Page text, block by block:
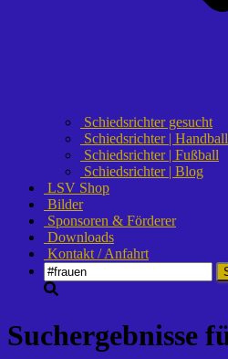
Schiedsrichter gesucht
Schiedsrichter | Handball
Schiedsrichter | Fußball
Schiedsrichter | Blog
LSV Shop
Bilder
Sponsoren & Förderer
Downloads
Kontakt / Anfahrt
Suchen
nach:
Suchergebnisse